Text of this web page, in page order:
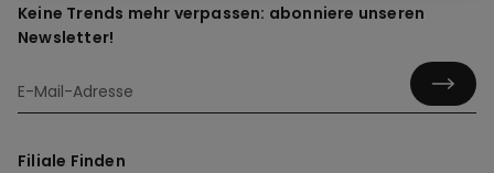
Keine Trends mehr verpassen: abonniere unseren
Newsletter!
Filiale Finden